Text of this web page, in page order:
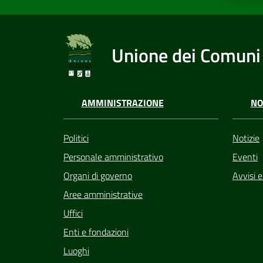
Unione dei
AMMINISTRAZIONE
Politici
Personale amministrativo
Organi di governo
Aree amministrative
Uffici
Enti e fondazioni
Luoghi
Notizie
Eventi
Avvisi